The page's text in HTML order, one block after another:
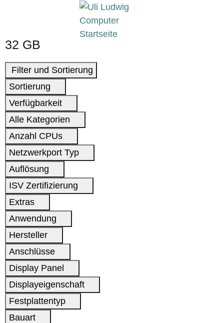
32 GB
Filter und Sortierung
Sortierung
Verfügbarkeit
Alle Kategorien
Anzahl CPUs
Netzwerkport Typ
Auflösung
ISV Zertifizierung
Extras
Anwendung
Hersteller
Anschlüsse
Display Panel
Displayeigenschaft
Festplattentyp
Bauart